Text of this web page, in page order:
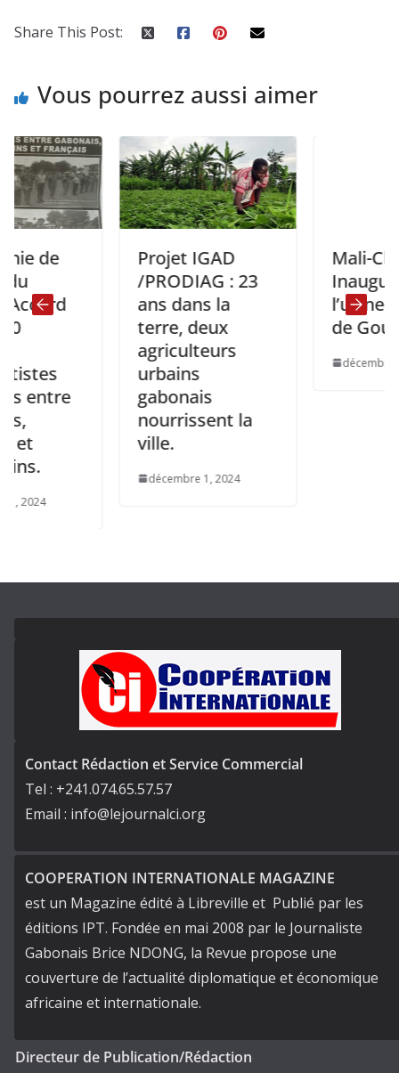
Share This Post:
Vous pourrez aussi aimer
Projet IGAD
/PRODIAG : 23
ans dans la
terre, deux
agriculteurs
urbains
gabonais
nourrissent la
décembre 1, 2024
Mali-Chine :
l’usine de
de
décembre 16, 2024
Contact Rédaction et Service Commercial
Tel : +241.074.65.57.57
Email : info@lejournalci.org
COOPERATION INTERNATIONALE MAGAZINE
est un Magazine édité à Libreville et Publié par les
éditions IPT. Fondée en mai 2008 par le Journaliste
Gabonais Brice NDONG, la Revue propose une
couverture de l’actualité diplomatique et économique
africaine et internationale.
Directeur de Publication/Rédaction